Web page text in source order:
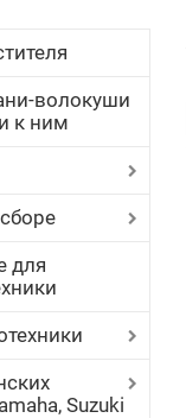
волокуши
к ним
для
Suzuki